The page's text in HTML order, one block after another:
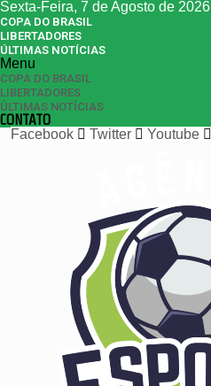
Sexta-Feira, 7 de Agosto de 2026
COPA DO BRASIL
LIBERTADORES
ÚLTIMAS NOTÍCIAS
Menu
COPA DO BRASIL
LIBERTADORES
ÚLTIMAS NOTÍCIAS
CONTATO
Facebook
Twitter Youtube